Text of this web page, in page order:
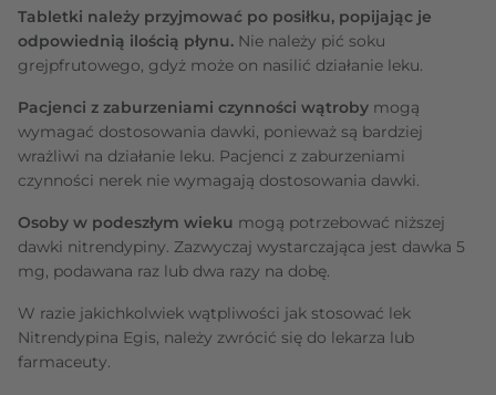
Tabletki należy przyjmować po posiłku, popijając je
odpowiednią ilością płynu. Nie należy pić soku
grejpfrutowego, gdyż może on nasilić działanie leku.
Pacjenci z zaburzeniami czynności wątroby mogą
wymagać dostosowania dawki, ponieważ są bardziej
wrażliwi na działanie leku. Pacjenci z zaburzeniami
czynności nerek nie wymagają dostosowania dawki.
Osoby w podeszłym wieku mogą potrzebować niższej
dawki nitrendypiny. Zazwyczaj wystarczająca jest dawka 5
mg, podawana raz lub dwa razy na dobę.
W razie jakichkolwiek wątpliwości jak stosować lek
Nitrendypina Egis, należy zwrócić się do lekarza lub
farmaceuty.